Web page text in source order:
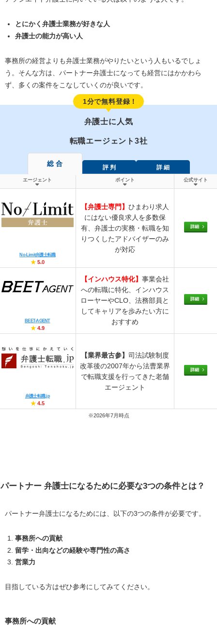
とにかく弁護士業務が好きな人
弁護士の能力が高い人
事務所の経営よりも弁護士業務がやりたいという人もいるでしょ
う。そんな方は、パートナー弁護士になっても経営にはかかわら
ず、多くの案件をこなしていくのが良いです。
1分で無料登録！
弁護士に人気
転職エージェント3社
総 合 評 判 詳 細
エージェント ポイント 公式サイト
No-Limit弁護士転職
★5.0
【弁護士専門】 ひまわり求人
にはない優良求人を多数保
有、弁護士の実務・転職を知
りつくしたアドバイザーのみ
が対応
詳細
BEET-AGENT
★4.9
【インハウス特化】 事業会社
への転職に特化、インハウス
ローヤーやCLO、法務部員と
してキャリアを歩みたい方に
おすすめ
詳細
弁護士転職.jp
★4.5
【業界最古参】 司法試験制度
改革後の2007年から法曹業界
で転職支援を行ってきた老舗
エージェント
詳細
※2026年7月時点
パートナー 弁護士になるために必要な3つの条件とは？
パートナー弁護士になるためには、以下の3つの条件が必要です。
事務所への貢献
留学・出向などの経験や専門性の高さ
営業力
目指している方はぜひ参考にしてみてください。
事務所への貢献